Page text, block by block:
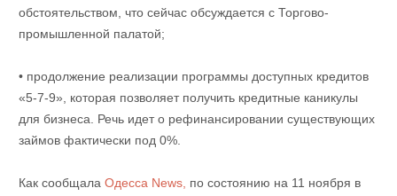
обстоятельством, что сейчас обсуждается с Торгово-
промышленной палатой;
• продолжение реализации программы доступных кредитов
«5-7-9», которая позволяет получить кредитные каникулы
для бизнеса. Речь идет о рефинансировании существующих
займов фактически под 0%.
Как сообщала Одесса News, по состоянию на 11 ноября в